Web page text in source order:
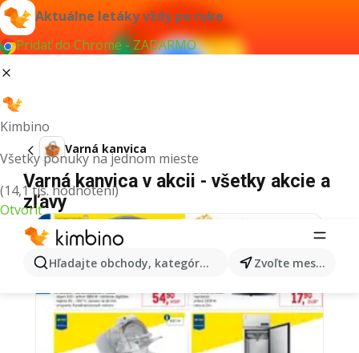
Aktuálne letáky vždy po ruke
Pridať do Chrome - ZADARMO
Kimbino
Všetky ponuky na jednom mieste
(14,1 tis. hodnotení)
Otvoriť
Hľadajte obchody, kategórie, produkty... Zvoľte mesto
Varná kanvica
Varná kanvica v akcii - všetky akcie a
zľavy